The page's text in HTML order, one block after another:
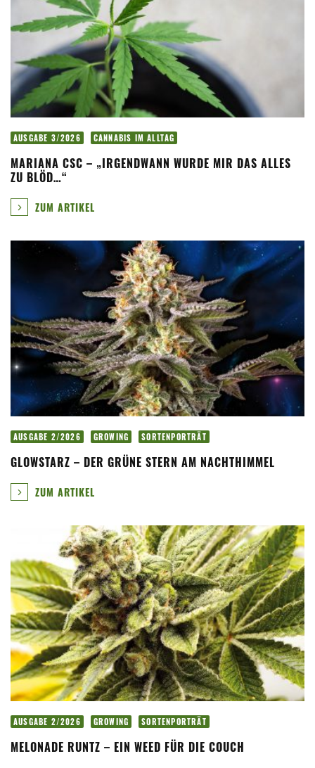
AUSGABE 3/2026 CANNABIS IM ALLTAG
MARIANA CSC – „IRGENDWANN WURDE MIR DAS ALLES
ZU BLÖD…“
ZUM ARTIKEL
AUSGABE 2/2026 GROWING SORTENPORTRÄT
GLOWSTARZ – DER GRÜNE STERN AM NACHTHIMMEL
ZUM ARTIKEL
AUSGABE 2/2026 GROWING SORTENPORTRÄT
MELONADE RUNTZ – EIN WEED FÜR DIE COUCH